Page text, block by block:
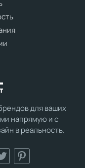
для ваших
напрямую и с
в реальность.